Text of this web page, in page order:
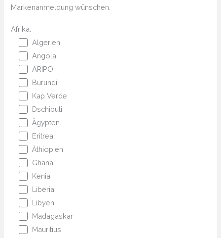
Markenanmeldung wünschen.
Afrika:
Algerien
Angola
ARIPO
Burundi
Kap Verde
Dschibuti
Ägypten
Eritrea
Äthiopien
Ghana
Kenia
Liberia
Libyen
Madagaskar
Mauritius